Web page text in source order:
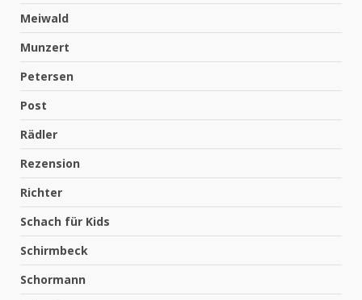
Meiwald
Munzert
Petersen
Post
Rädler
Rezension
Richter
Schach für Kids
Schirmbeck
Schormann